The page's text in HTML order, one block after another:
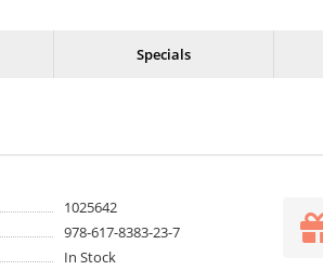
Specials
1025642
978-617-8383-23-7
In Stock